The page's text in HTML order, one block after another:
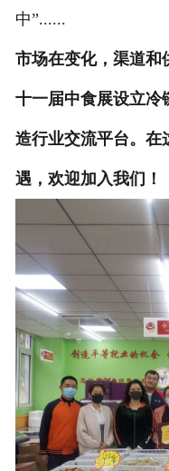
中”......
市场在变化，渠道和
十一届中食展设立冷
造行业交流平台。在
遇，欢迎加入我们！